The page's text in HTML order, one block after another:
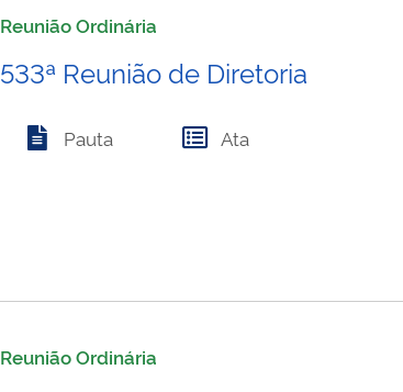
Reunião Ordinária
533ª Reunião de Diretoria
Pauta Ata
Reunião Ordinária